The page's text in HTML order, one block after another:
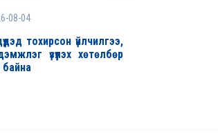
08-04
тохирсон үйлчилгээ,
үзүүлэх хөтөлбөр